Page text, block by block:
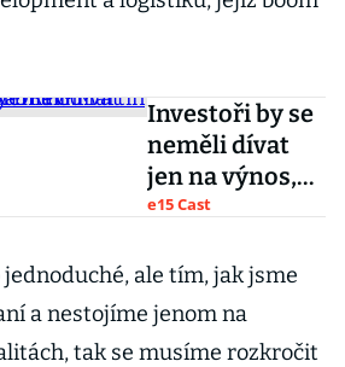
Investoři by se
neměli dívat
jen na výnos,
říká hlavní
skupiny DRFG
Martin Slaný
e15 Cast
jednoduché, ale tím, jak jsme
a nestojíme jenom na
tak se musíme rozkročit